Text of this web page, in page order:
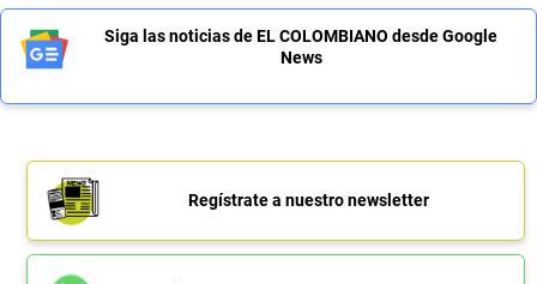
Siga las noticias de EL COLOMBIANO desde Google
News
Regístrate a nuestro newsletter